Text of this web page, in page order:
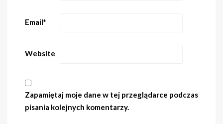
Email*
Website
Zapamiętaj moje dane w tej przeglądarce podczas
pisania kolejnych komentarzy.